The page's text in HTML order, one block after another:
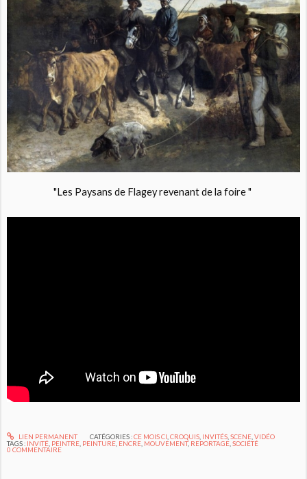
"Les Paysans de Flagey revenant de la foire "
LIEN PERMANENT CATÉGORIES :CE MOIS CI CROQUIS, INVITÉS, SCENE, VIDÉO
TAGS : INVITÉ PEINTRE PEINTURE ENCRE MOUVEMENT, REPORTAGE ,SOCIÉTÉ
0 COMMENTAIRE